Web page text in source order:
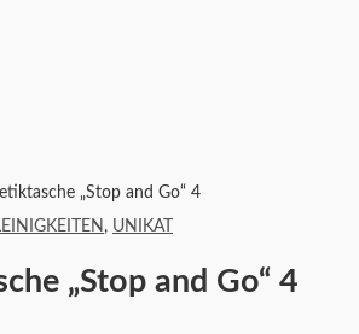
„Stop and Go“ 4
, UNIKAT
„Stop and Go“ 4